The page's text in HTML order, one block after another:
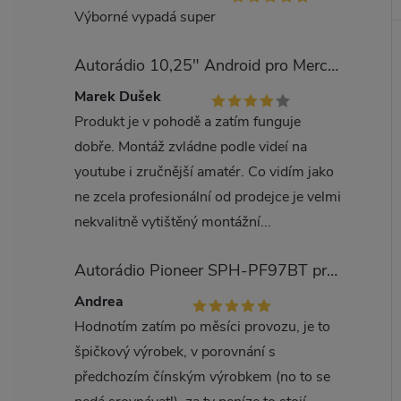
Výborné vypadá super
Autorádio 10,25" Android pro Mercedes Benz třída E W212
Marek Dušek
Produkt je v pohodě a zatím funguje
dobře. Montáž zvládne podle videí na
youtube i zručnější amatér. Co vidím jako
ne zcela profesionální od prodejce je velmi
nekvalitně vytištěný montážní...
Autorádio Pioneer SPH-PF97BT pro Kia Carens
Andrea
Hodnotím zatím po měsíci provozu, je to
špičkový výrobek, v porovnání s
předchozím čínským výrobkem (no to se